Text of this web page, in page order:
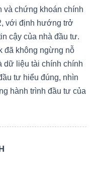
và chứng khoán chính
với định hướng trở
cậy của nhà đầu tư.
đã không ngừng nỗ
dữ liệu tài chính chính
tư hiểu đúng, nhìn
hành trình đầu tư của